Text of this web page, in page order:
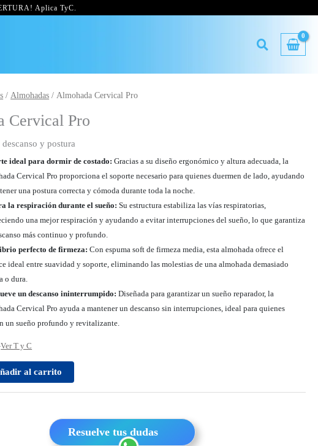
Aplica TyC.
/ Almohadas / Almohada Cervical Pro
Cervical Pro
y postura
ideal para dormir de costado: Gracias a su diseño ergonómico y altura adecuada, la
Cervical Pro proporciona el soporte necesario para quienes duermen de lado, ayudando
una postura correcta y cómoda durante toda la noche.
la respiración durante el sueño: Su estructura estabiliza las vías respiratorias,
una mejor respiración y ayudando a evitar interrupciones del sueño, lo que garantiza
más continuo y profundo.
perfecto de firmeza: Con espuma soft de firmeza media, esta almohada ofrece el
ideal entre suavidad y soporte, eliminando las molestias de una almohada demasiado
o dura.
un descanso ininterrumpido: Diseñada para garantizar un sueño reparador, la
Cervical Pro ayuda a mantener un descanso sin interrupciones, ideal para quienes
un sueño profundo y revitalizante.
Ver T y C
al carrito
Resuelve tus dudas